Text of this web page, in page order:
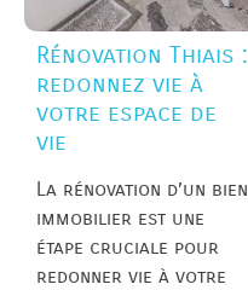
Rénovation Thiais :
redonnez vie à
votre espace de
vie
La rénovation d’un bien
immobilier est une
étape cruciale pour
redonner vie à votre